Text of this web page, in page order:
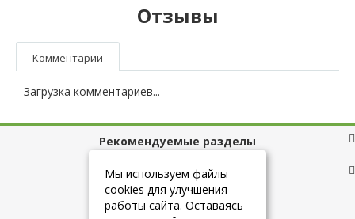
Отзывы
Комментарии
Загрузка комментариев...
Рекомендуемые разделы
Полезные ссылки
Мы используем файлы
cookies для улучшения
работы сайта. Оставаясь